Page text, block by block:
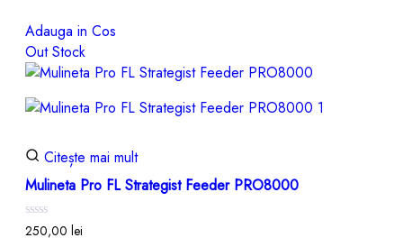
din
5
Adauga in Cos
Out Stock
Citește mai mult
Mulineta Pro FL Strategist Feeder PRO8000
Evaluat
la
250,00 lei